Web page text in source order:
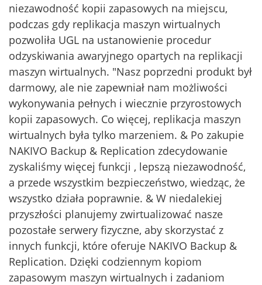
niezawodność kopii zapasowych na miejscu,
podczas gdy replikacja maszyn wirtualnych
pozwoliła UGL na ustanowienie procedur
odzyskiwania awaryjnego opartych na replikacji
maszyn wirtualnych. "Nasz poprzedni produkt był
darmowy, ale nie zapewniał nam możliwości
wykonywania pełnych i wiecznie przyrostowych
kopii zapasowych. Co więcej, replikacja maszyn
wirtualnych była tylko marzeniem. & Po zakupie
NAKIVO Backup & Replication zdecydowanie
zyskaliśmy więcej funkcji , lepszą niezawodność,
a przede wszystkim bezpieczeństwo, wiedząc, że
wszystko działa poprawnie. & W niedalekiej
przyszłości planujemy zwirtualizować nasze
pozostałe serwery fizyczne, aby skorzystać z
innych funkcji, które oferuje NAKIVO Backup &
Replication. Dzięki codziennym kopiom
zapasowym maszyn wirtualnych i zadaniom